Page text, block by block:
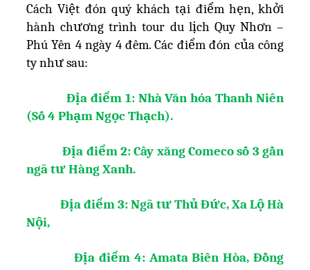
Cách Việt đón quý khách tại điểm hẹn, khởi
hành chương trình tour du lịch Quy Nhơn –
Phú Yên 4 ngày 4 đêm. Các điểm đón của công
ty như sau:
Địa điểm 1: Nhà Văn hóa Thanh Niên
(Số 4 Phạm Ngọc Thạch).
Địa điểm 2: Cây xăng Comeco số 3 gần
ngã tư Hàng Xanh.
Địa điểm 3: Ngã tư Thủ Đức, Xa Lộ Hà
Nội,
Địa điểm 4: Amata Biên Hòa, Đồng